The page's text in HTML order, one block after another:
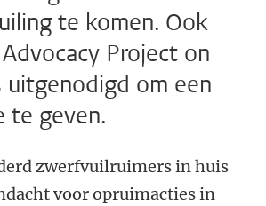
te komen. Ook
Project on
uitgenodigd om een
te geven.
zwerfvuilruimers in huis
voor opruimacties in